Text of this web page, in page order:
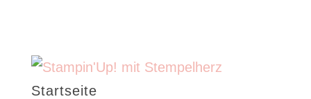
Startseite